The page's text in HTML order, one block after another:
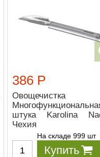
386 Р
Овощечистка
штука Karolina
Чехия
На складе 999 шт
Купить